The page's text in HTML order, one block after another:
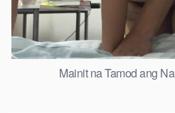
Mainit na Tamod ang